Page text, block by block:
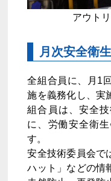
アウト
月次安全衛
全組合員に、月1
施を義務化し、実
組合員は、安全技
に、労働安全衛
す。
安全技術委員会で
ハット」などの情